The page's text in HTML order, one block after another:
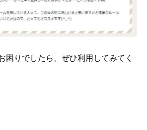
困りでしたら、ぜひ利用してみてく